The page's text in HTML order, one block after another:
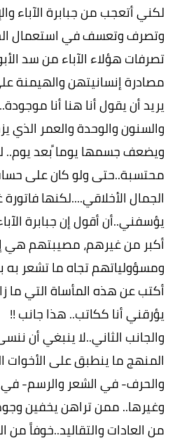
لكني أتعجب من جبابرة الآباء
وتصرف وتعسف في استعمال
تصرفات هؤلاء الآباء من سد
مصادرة إنسانيتهن
يريد أن يقول أنا هنا أنا
والسنون والوحدة والعمر
ويضعف جسمها يوما ًبعد يوم..
محتسبة..حتى ولو كان على
الجمال الأخلاقي....لكنها فاتورة
يؤسفني..أن أقول إن جبابرة
أكبر من غيرهم، مصيبتهم هي
ومسؤولياتهم تجاه ما تشعر
أكتب عن هذه المأساة التي ما
يؤرقني أنا ككاتب.. هذا جانب !!
والجانب الثاني..لا ينبغي أن
المنهج ما ينطبق على الأخوات
والحرف- في الشعر والرسم- في
وغيرها.. ممن تراهن يخفين
من العادات والتقاليد..خوفاً من